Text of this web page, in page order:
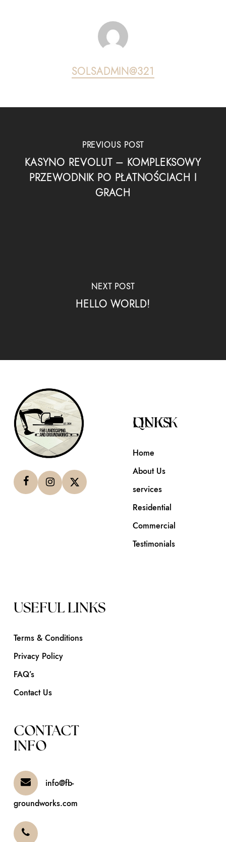
SOLSADMIN@321
PREVIOUS POST
KASYNO REVOLUT – KOMPLEKSOWY
PRZEWODNIK PO PŁATNOŚCIACH I
GRACH
NEXT POST
HELLO WORLD!
QUICK LINKS
Home
About Us
services
Residential
Commercial
Testimonials
USEFUL LINKS
Terms & Conditions
Privacy Policy
FAQ’s
Contact Us
CONTACT
INFO
info@fb-
groundworks.com